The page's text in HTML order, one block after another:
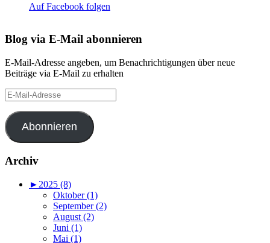
Auf Facebook folgen
Blog via E-Mail abonnieren
E-Mail-Adresse angeben, um Benachrichtigungen über neue
Beiträge via E-Mail zu erhalten
E-
Mail-
Adresse
Abonnieren
Archiv
► 2025 (8)
Oktober (1)
September (2)
August (2)
Juni (1)
Mai (1)